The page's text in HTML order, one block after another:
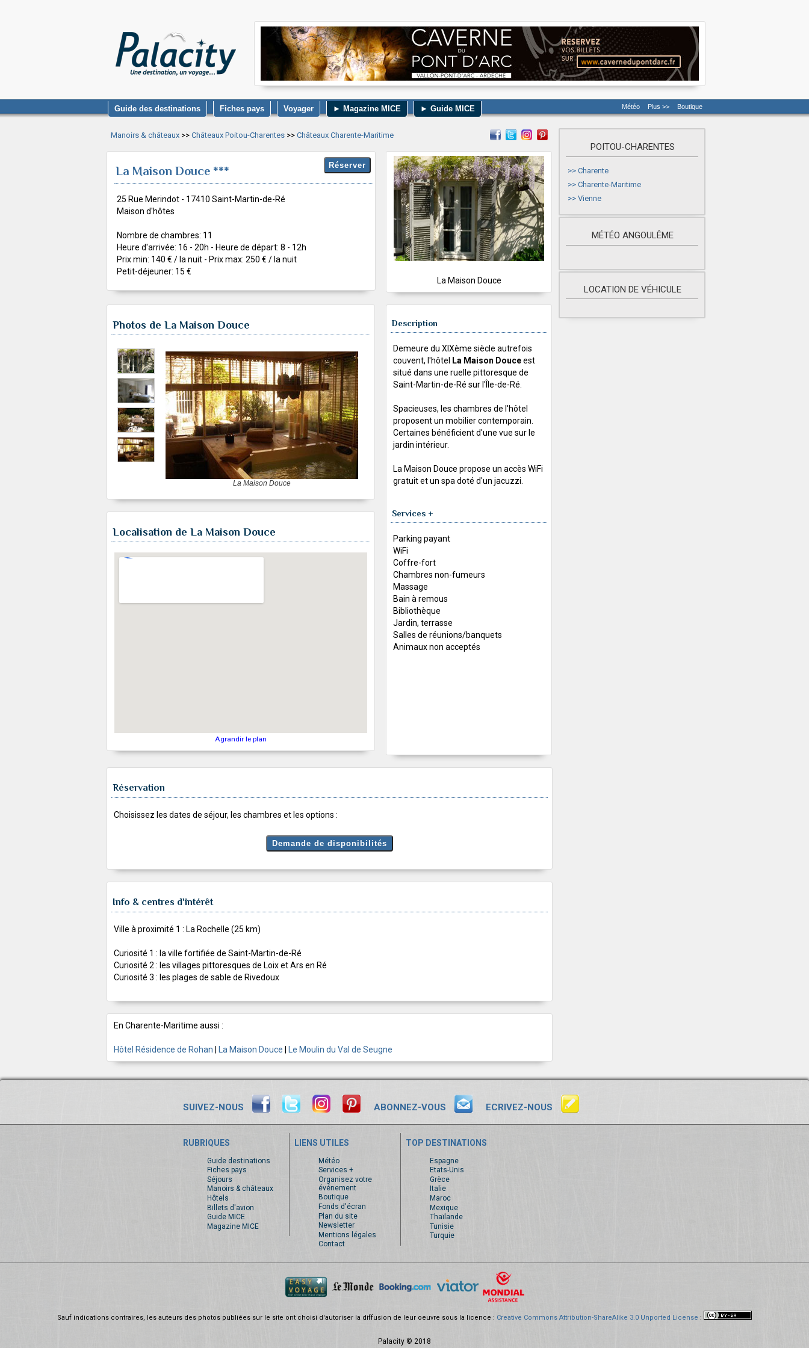
Guide des destinations Fiches pays Voyager ► Magazine MICE ► Guide MICE Météo Plus >> Boutique
Manoirs & châteaux >> Châteaux Poitou-Charentes >> Châteaux Charente-Maritime
La Maison Douce ***
25 Rue Merindot - 17410 Saint-Martin-de-Ré
Maison d'hôtes
Nombre de chambres: 11
Heure d'arrivée: 16 - 20h - Heure de départ: 8 - 12h
Prix min: 140 € / la nuit - Prix max: 250 € / la nuit
Petit-déjeuner: 15 €
La Maison Douce
Photos de La Maison Douce
La Maison Douce
Description
Demeure du XIXème siècle autrefois
couvent, l'hôtel
La Maison Douceest
situé dans une ruelle pittoresque de
Saint-Martin-de-Ré sur l'Île-de-Ré.
Spacieuses, les chambres de l'hôtel
proposent un mobilier contemporain.
Certaines bénéficient d'une vue sur le
jardin intérieur.
La Maison Douce propose un accès WiFi
gratuit et un spa doté d'un jacuzzi.
Services +
Parking payant
WiFi
Coffre-fort
Chambres non-fumeurs
Massage
Bain à remous
Bibliothèque
Jardin, terrasse
Salles de réunions/banquets
Animaux non acceptés
Localisation de La Maison Douce
Agrandir le plan
Réservation
Choisissez les dates de séjour, les chambres et les options :
Info & centres d'intérêt
Ville à proximité 1 : La Rochelle (25 km)
Curiosité 1 : la ville fortifiée de Saint-Martin-de-Ré
Curiosité 2 : les villages pittoresques de Loix et Ars en Ré
Curiosité 3 : les plages de sable de Rivedoux
En Charente-Maritime aussi :
Hôtel Résidence de Rohan La Maison Douce Le Moulin du Val de Seugne
POITOU-CHARENTES
>> Charente
>> Charente-Maritime
>> Vienne
MÉTÉO ANGOULÊME
LOCATION DE VÉHICULE
SUIVEZ-NOUS ABONNEZ-VOUS ECRIVEZ-NOUS
RUBRIQUES
Guide destinations
Fiches pays
Séjours
Manoirs & châteaux
Hôtels
Billets d'avion
Guide MICE
Magazine MICE
LIENS UTILES
Météo
Services +
Organisez votre
événement
Boutique
Fonds d'écran
Plan du site
Newsletter
Mentions légales
Contact
TOP DESTINATIONS
Espagne
Etats-Unis
Grèce
Italie
Maroc
Mexique
Thaïlande
Tunisie
Turquie
Sauf indications contraires, les auteurs des photos publiées sur le site ont choisi d'autoriser la diffusion de leur oeuvre sous la licence : Creative Commons Attribution-ShareAlike 3.0 Unported License :
Palacity © 2018